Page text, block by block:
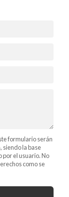
formulario serán
siendo la base
el usuario. No
como se